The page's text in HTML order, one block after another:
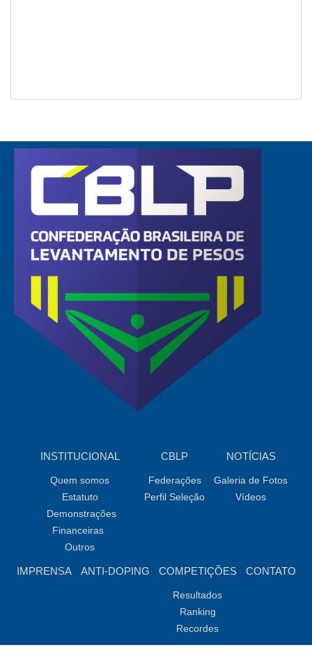
INSTITUCIONAL
Quem somos
Estatuto
Demonstrações
Financeiras
Outros
CBLP
Federações
Perfil Seleção
NOTÍCIAS
Galeria de Fotos
Vídeos
IMPRENSA ANTI-DOPING COMPETIÇÕES
Resultados
Ranking
Recordes
CONTATO